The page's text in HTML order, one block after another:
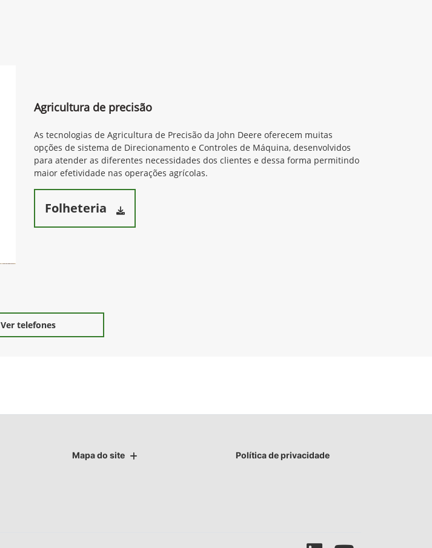
Agricultura de precisão
As tecnologias de Agricultura de Precisão da John Deere oferecem muitas
opções de sistema de Direcionamento e Controles de Máquina, desenvolvidos
para atender as diferentes necessidades dos clientes e dessa forma permitindo
maior efetividade nas operações agrícolas.
Folheteria
Ver telefones
Mapa do site Política de privacidade